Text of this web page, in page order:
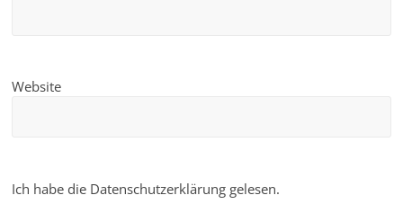
Website
Ich habe die Datenschutzerklärung gelesen.